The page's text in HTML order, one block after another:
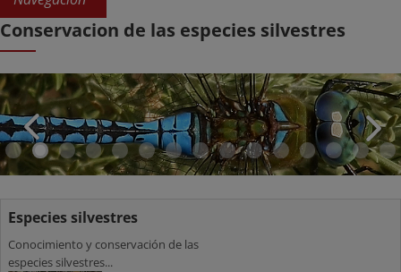
Conservacion de las especies silvestres
Especies silvestres
Conocimiento y conservación de las
especies silvestres...